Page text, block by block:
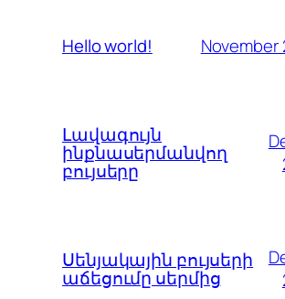
Hello world! November
Լավագույն
ինքնասերմանվող
բույսերը
Սենյակային բույսերի
աճեցումը սերմից